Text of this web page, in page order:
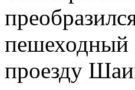
пешеходный
проезду